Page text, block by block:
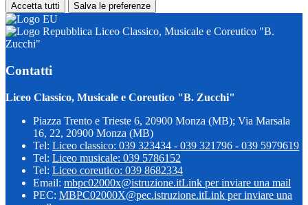
Accetta tutti Salva le preferenze
Liceo Classico, Musicale e Coreutico "B.
Zucchi"
Contatti
Liceo Classico, Musicale e Coreutico "B. Zucchi"
Piazza Trento e Trieste 6, 20900 Monza (MB); Via Marsala
16, 22, 20900 Monza (MB)
Tel: Liceo classico: 039 323434 - 039 321796 - 039 5979619
Tel: Liceo musicale: 039 5786152
Tel: Liceo coreutico: 039 8682334
Email: mbpc02000x@istruzione.itLink per inviare una mail
PEC: MBPC02000X@pec.istruzione.itLink per inviare una